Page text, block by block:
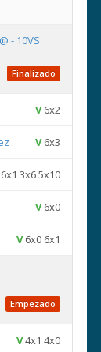
- 10VS
Finalizado
V6x2
V6x3
6x1 3x6 5x10
V6x0
V6x0 6x1
Empezado
V4x1 4x0